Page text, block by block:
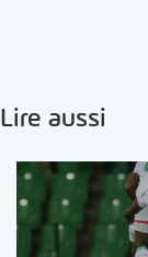
Lire aussi